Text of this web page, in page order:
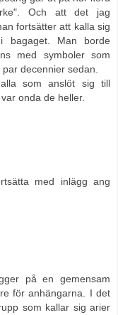
Och att det jag
fortsätter att kalla sig
bagaget. Man borde
med symboler som
decennier sedan.
som anslöt sig till
onda de heller.
med inlägg ang
på en gemensam
för anhängarna. I det
som kallar sig arier